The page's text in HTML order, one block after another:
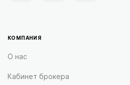
КОМПАНИЯ
О нас
Кабинет брокера